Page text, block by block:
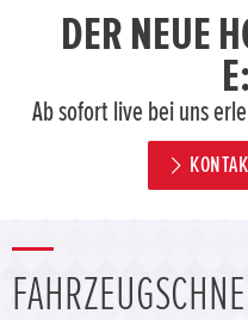
DER NEUE
Ab sofort live bei uns